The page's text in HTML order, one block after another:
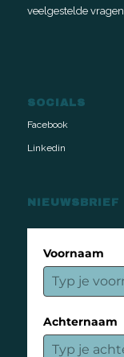
veelgestelde vragen
SOCIALS
Facebook
Linkedin
NIEUWSBRIEF
Voornaam
Achternaam